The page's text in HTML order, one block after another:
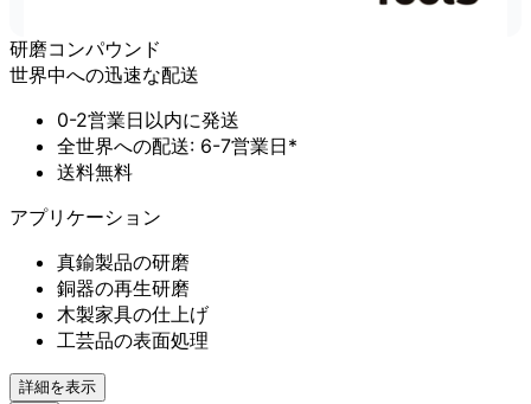
研磨コンパウンド
世界中への迅速な配送
0-2営業日以内に発送
全世界への配送: 6-7営業日*
送料無料
アプリケーション
真鍮製品の研磨
銅器の再生研磨
木製家具の仕上げ
工芸品の表面処理
詳細を表示